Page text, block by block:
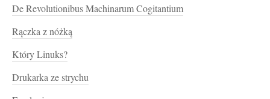
De Revolutionibus Machinarum Cogitantium
Rączka z nóżką
Który Linuks?
Drukarka ze strychu